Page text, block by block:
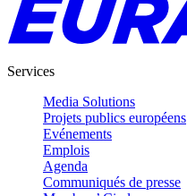
Services
Media Solutions
Projets publics européens
Evénements
Emplois
Agenda
Communiqués de presse